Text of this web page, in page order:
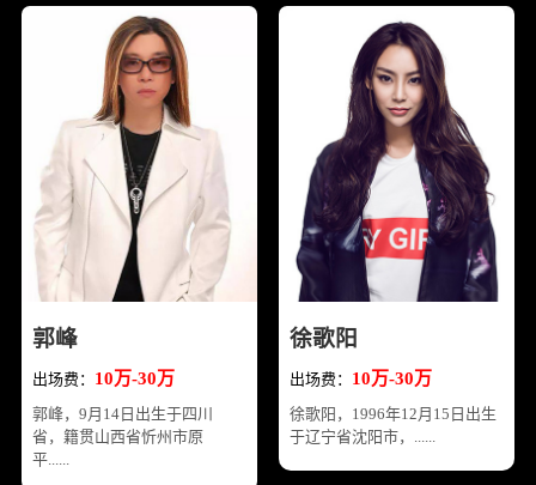
郭峰
出场费： 10万-30万
郭峰，9月14日出生于四川
省，籍贯山西省忻州市原
平......
徐歌阳
出场费： 10万-30万
徐歌阳，1996年12月15日出生
于辽宁省沈阳市，......